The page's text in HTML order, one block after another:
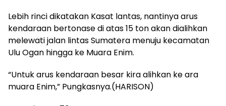
Lebih rinci dikatakan Kasat lantas, nantinya arus
kendaraan bertonase di atas 15 ton akan dialihkan
melewati jalan lintas Sumatera menuju kecamatan
Ulu Ogan hingga ke Muara Enim.
“Untuk arus kendaraan besar kira alihkan ke ara
muara Enim,” Pungkasnya.(HARISON)